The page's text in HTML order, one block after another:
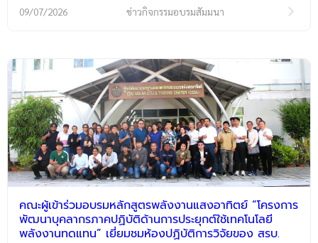
09/07/2026 ข่าวกิจกรรมอบรมสัมมนา
คณะผู้เข้าร่วมอบรมหลักสูตรพลังงานแสงอาทิตย์ “โครงการ
พัฒนาบุคลากรภาคปฏิบัติด้านการประยุกต์ใช้เทคโนโลยี
พลังงานทดแทน” เยี่ยมชมห้องปฏิบัติการวิจัยของ สรบ.